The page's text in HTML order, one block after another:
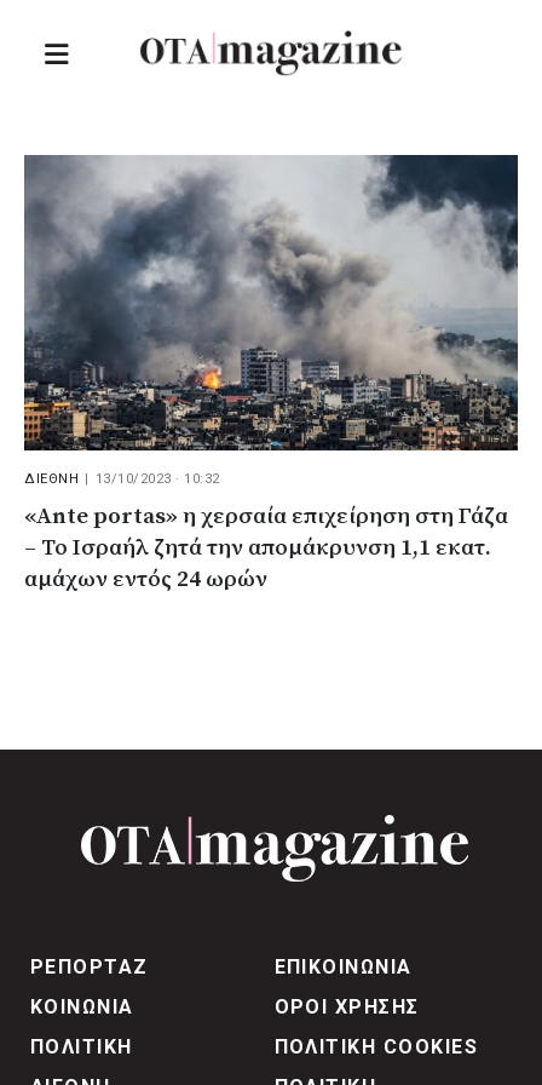
ΔΙΕΘΝΗ 13/10/2023 · 10:32
«Ante portas» η χερσαία επιχείρηση στη Γάζα
– Το Ισραήλ ζητά την απομάκρυνση 1,1 εκατ.
αμάχων εντός 24 ωρών
ΡΕΠΟΡΤΑΖ
ΚΟΙΝΩΝΙΑ
ΠΟΛΙΤΙΚΗ
ΕΠΙΚΟΙΝΩΝΙΑ
ΟΡΟΙ ΧΡΗΣΗΣ
ΠΟΛΙΤΙΚΗ COOKIES